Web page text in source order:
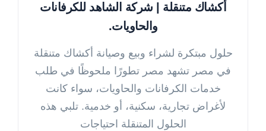
أكشاك متنقلة | شركة الشاهد للكرفانات
والحاويات.
حلول مبتكرة لشراء وبيع وصيانة أكشاك متنقلة
في مصر تشهد مصر تطورًا ملحوظًا في طلب
خدمات الكرفانات والحاويات، سواء كانت
لأغراض تجارية، سكنية، أو خدمية. تلبي هذه
الحلول المتنقلة احتياجات